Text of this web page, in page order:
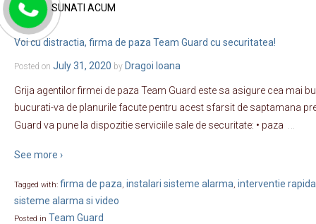
Monthly Archives:July 2020
Voi cu distractia, firma de paza Team Guard cu securitatea!
Posted on July 31, 2020 by Dragoi Ioana
Grija agentilor firmei de paza Team Guard este sa asigure cea mai
bucurati-va de planurile facute pentru acest sfarsit de saptamana
Guard va pune la dispozitie serviciile sale de securitate: • paza
See more ›
Tagged with: firma de paza, instalari sisteme alarma, interventie rapida
sisteme alarma si video
Posted in Team Guard
SUNATI ACUM